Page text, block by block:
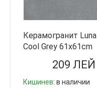
Керамогранит Luna
Cool Grey 61x61cm
QUA Granite Турция
209 ЛЕЙ
Кишинев: в наличии